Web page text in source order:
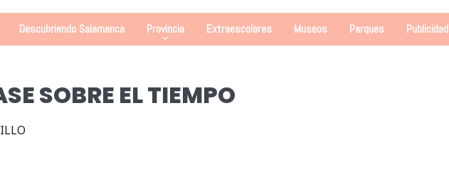
Descubriendo Salamanca Provincia Extraescolares Museos Parques Publicidad
SOBRE EL TIEMPO